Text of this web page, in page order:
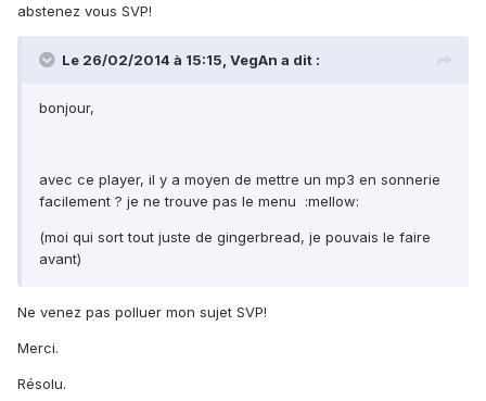
abstenez vous SVP!
Le 26/02/2014 à 15:15, VegAn a dit :
bonjour,
avec ce player, il y a moyen de mettre un mp3 en sonnerie
facilement ? je ne trouve pas le menu :mellow:
(moi qui sort tout juste de gingerbread, je pouvais le faire
avant)
Ne venez pas polluer mon sujet SVP!
Merci.
Résolu.